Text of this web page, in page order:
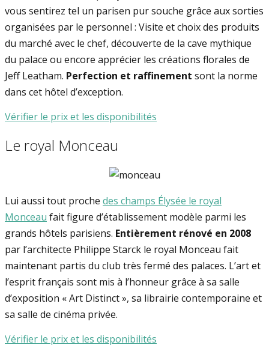
vous sentirez tel un parisen pur souche grâce aux sorties
organisées par le personnel : Visite et choix des produits
du marché avec le chef, découverte de la cave mythique
du palace ou encore apprécier les créations florales de
Jeff Leatham. Perfection et raffinement sont la norme
dans cet hôtel d’exception.
Vérifier le prix et les disponibilités
Le royal Monceau
Lui aussi tout proche des champs Élysée le royal
Monceau fait figure d’établissement modèle parmi les
grands hôtels parisiens. Entièrement rénové en 2008
par l’architecte Philippe Starck le royal Monceau fait
maintenant partis du club très fermé des palaces. L’art et
l’esprit français sont mis à l’honneur grâce à sa salle
d’exposition « Art Distinct », sa librairie contemporaine et
sa salle de cinéma privée.
Vérifier le prix et les disponibilités